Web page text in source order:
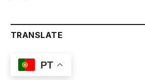
TRANSLATE
PT